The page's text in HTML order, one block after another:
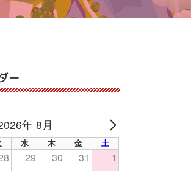
ー
年 8月
NEXT
水 木 金 土
29 30 31 1